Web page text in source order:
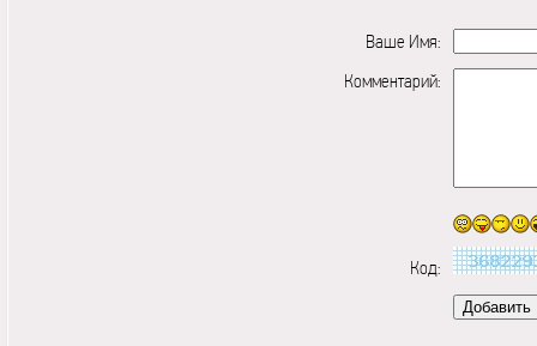
Ваше Имя:
Комментарий:
Код: